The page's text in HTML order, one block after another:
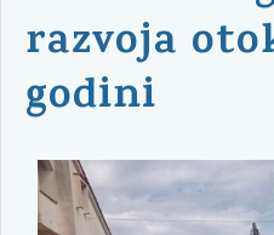
razvoja
godini